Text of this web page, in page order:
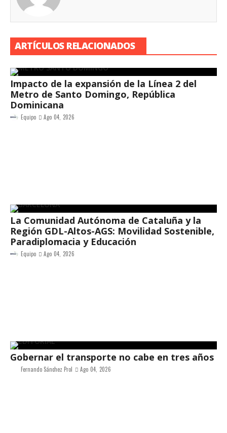
ARTÍCULOS RELACIONADOS
Impacto de la expansión de la Línea 2 del
Metro de Santo Domingo, República
Dominicana
Equipo Ago 04, 2026
La Comunidad Autónoma de Cataluña y la
Región GDL-Altos-AGS: Movilidad Sostenible,
Paradiplomacia y Educación
Equipo Ago 04, 2026
Gobernar el transporte no cabe en tres años
Fernando Sánchez Prol Ago 04, 2026